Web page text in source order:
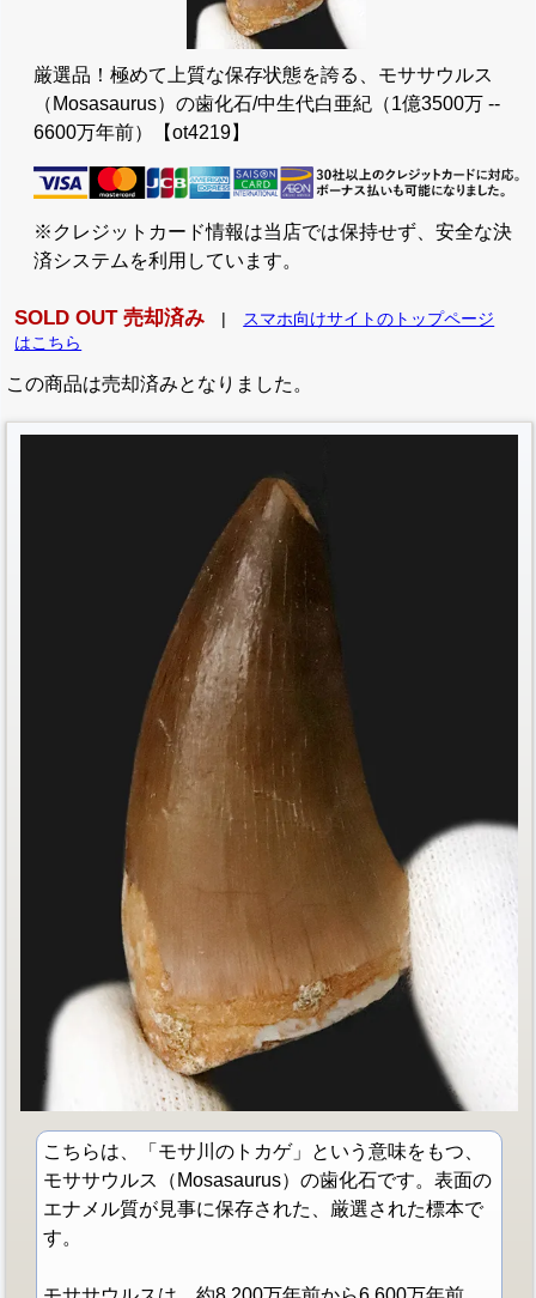
厳選品！極めて上質な保存状態を誇る、モササウルス
（Mosasaurus）の歯化石/中生代白亜紀（1億3500万 --
6600万年前）【ot4219】
※クレジットカード情報は当店では保持せず、安全な決
済システムを利用しています。
SOLD OUT 売却済み
スマホ向けサイトのトップページ
はこちら
この商品は売却済みとなりました。
こちらは、「モサ川のトカゲ」という意味をもつ、
モササウルス（Mosasaurus）の歯化石です。表面の
エナメル質が見事に保存された、厳選された標本で
す。